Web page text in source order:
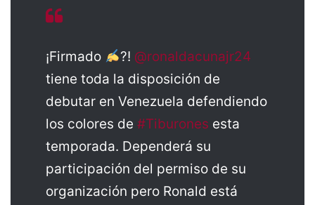
¡Firmado ?! @ronaldacunajr24
tiene toda la disposición de
debutar en Venezuela defendiendo
los colores de #Tiburones esta
temporada. Dependerá su
participación del permiso de su
organización pero Ronald está